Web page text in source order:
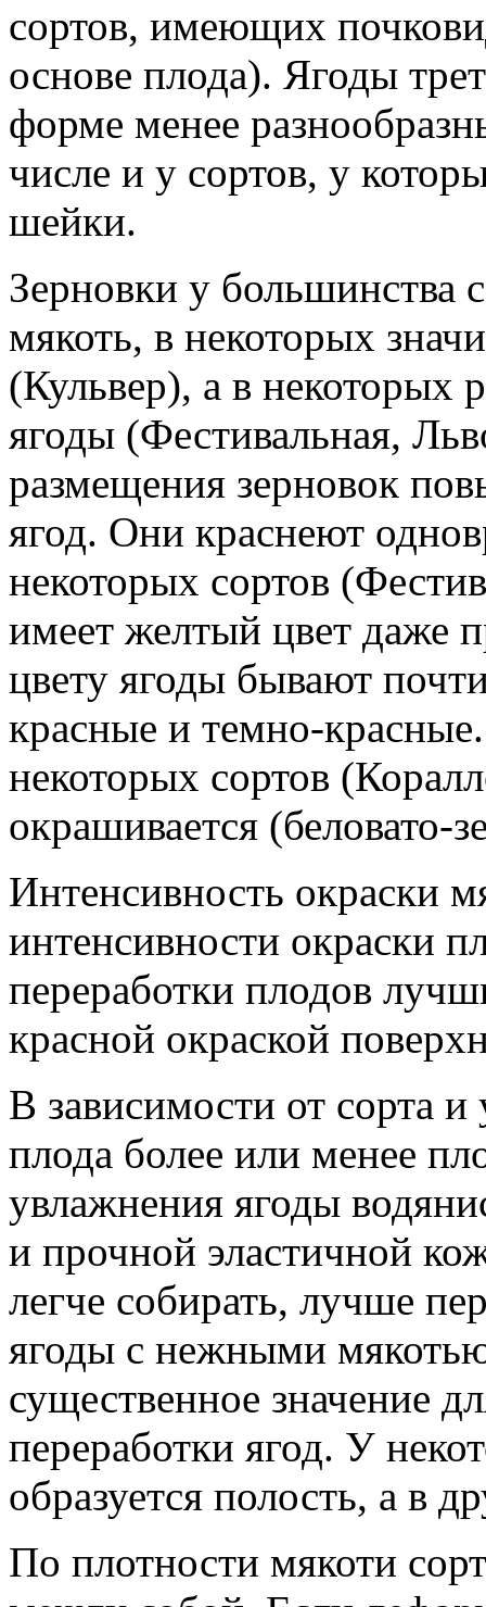
сортов, имеющих
основе плода). Ягоды
форме менее
числе и у сортов, у
шейки.
Зерновки у большинства
мякоть, в некоторых
(Кульвер), а в некоторых
ягоды (Фестивальная,
размещения зерновок
ягод. Они краснеют
некоторых сортов
имеет желтый цвет даже
цвету ягоды бывают
красные и темно-
некоторых сортов
окрашивается (беловато-
Интенсивность окраски
интенсивности окраски
переработки плодов
красной окраской
В зависимости от сорта
плода более или менее
увлажнения ягоды
и прочной эластичной
легче собирать, лучше
ягоды с нежными
существенное значение
переработки ягод. У
образуется полость, а в
По плотности мякоти